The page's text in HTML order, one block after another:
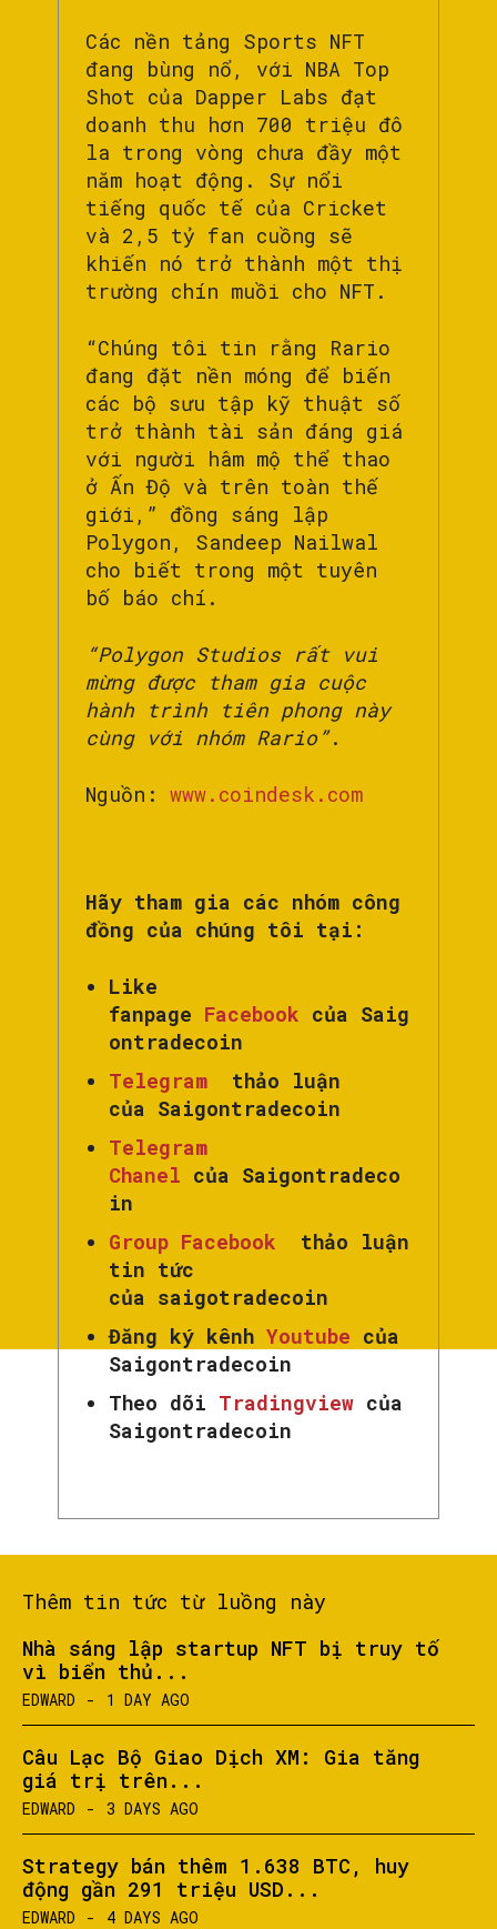
Các nền tảng Sports NFT
đang bùng nổ, với NBA Top
Shot của Dapper Labs đạt
doanh thu hơn 700 triệu đô
la trong vòng chưa đầy một
năm hoạt động. Sự nổi
tiếng quốc tế của Cricket
và 2,5 tỷ fan cuồng sẽ
khiến nó trở thành một thị
trường chín muồi cho NFT.
“Chúng tôi tin rằng Rario
đang đặt nền móng để biến
các bộ sưu tập kỹ thuật số
trở thành tài sản đáng giá
với người hâm mộ thể thao
ở Ấn Độ và trên toàn thế
giới,” đồng sáng lập
Polygon, Sandeep Nailwal
cho biết trong một tuyên
bố báo chí.
“Polygon Studios rất vui
mừng được tham gia cuộc
hành trình tiên phong này
cùng với nhóm Rario”.
Nguồn: www.coindesk.com
Hãy tham gia các nhóm công
đồng của chúng tôi tại:
Like
fanpage Facebook của Saig
ontradecoin
Telegram
thảo luận
của Saigontradecoin
Telegram
Chanel của Saigontradeco
in
Group Facebook
thảo luận
tin tức
của saigotradecoin
Đăng ký kênh Youtube của
Saigontradecoin
Theo dõi Tradingview của
Saigontradecoin
Thêm tin tức từ luồng này
Nhà sáng lập startup NFT bị truy tố
vì biển thủ...
EDWARD - 1 DAY AGO
Câu Lạc Bộ Giao Dịch XM: Gia tăng
giá trị trên...
EDWARD - 3 DAYS AGO
Strategy bán thêm 1.638 BTC, huy
động gần 291 triệu USD...
EDWARD - 4 DAYS AGO